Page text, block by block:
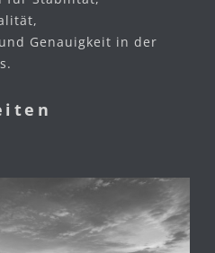
Genauigkeit in der